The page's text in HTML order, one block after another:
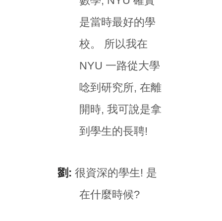
是當時最好的學
校。 所以我在
NYU 一路從大學
唸到研究所, 在離
開時, 我可說是拿
到學生的長聘!
劉: 很資深的學生! 是
在什麼時候?